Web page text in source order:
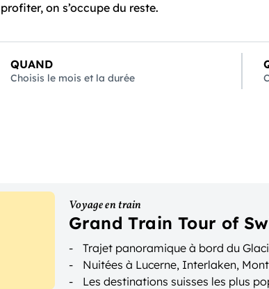
profiter, on s’occupe du reste.
QUAND
Choisis le mois et la durée
Voyage en train
Grand Train Tour of
Trajet panoramique à bord du
Nuitées à Lucerne, Interlaken,
Les destinations suisses les plus